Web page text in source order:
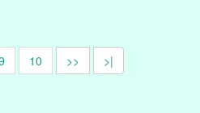
10 >> >|